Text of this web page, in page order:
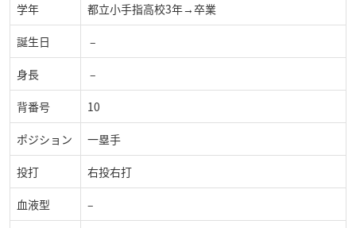
学年 都立小手指高校3年→卒業
誕生日 –
身長 –
背番号 10
ポジション 一塁手
投打 右投右打
血液型 –